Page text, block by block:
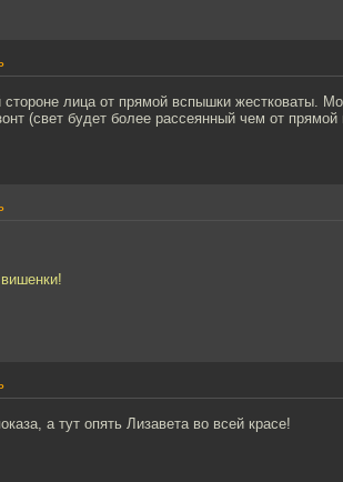
лица от прямой вспышки жестковаты.
(свет будет более рассеянный чем от
а тут опять Лизавета во всей красе!